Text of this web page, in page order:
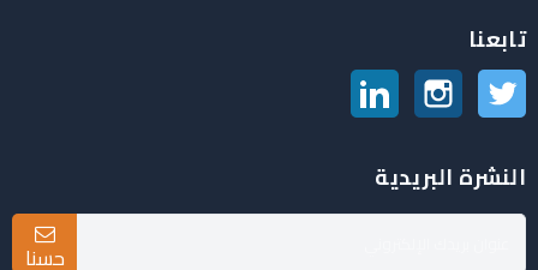
تابعنا
تويتر انستغرام
النشرة البريدية
حسنا